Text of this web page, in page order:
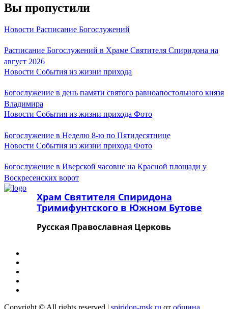
Ноябрь 2024
Сентябрь 2024
Июль 2024
Июнь 2024
Май 2024
Апрель 2024
Февраль 2024
Январь 2024
Декабрь 2023
Ноябрь 2023
Сентябрь 2023
Август 2023
Июнь 2023
Апрель 2023
Март 2023
Февраль 2023
Январь 2023
Ноябрь 2022
Январь 2022
Вы пропустили
Новости Расписание Богослужений
Расписание Богослужений в Храме Святителя Спиридона на
август 2026
Новости События из жизни прихода
Богослужение в день памяти святого равноапостольного князя
Владимира
Новости События из жизни прихода Фото
Богослужение в Неделю 8-ю по Пятидесятнице
Новости События из жизни прихода Фото
Богослужение в Иверской часовне на Красной площади у
Воскресенских ворот
Храм Святителя Спиридона
Тримифунтского в Южном Бутове
Русская Православная Церковь
Copyright © All rights reserved | spiridon-msk.ru от община